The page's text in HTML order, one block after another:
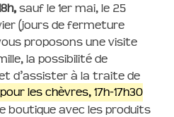
sauf le 1er mai, le 25
(jours de fermeture
proposons une visite
la possibilité de
d’assister à la traite de
pour les chèvres, 17h-17h30
boutique avec les produits